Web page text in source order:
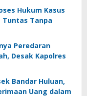
Hukum Kasus
Tuntas Tanpa
Peredaran
Desak Kapolres
Bandar Huluan,
Uang dalam